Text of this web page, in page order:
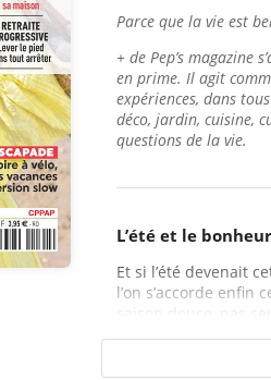
Parce que la vie est
+ de Pep’s magazine
en prime. Il agit
expériences, dans
déco, jardin, cuisine,
questions de la vie.
L’été et le
Et si l’été devenait
l’on s’accorde enfin
saison douce, pas